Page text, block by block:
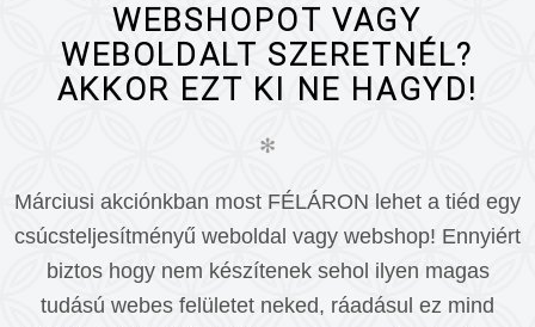
WEBSHOPOT VAGY
WEBOLDALT SZERETNÉL?
AKKOR EZT KI NE HAGYD!
✻
Márciusi akciónkban most FÉLÁRON lehet a tiéd egy
csúcsteljesítményű weboldal vagy webshop! Ennyiért
biztos hogy nem készítenek sehol ilyen magas
tudású webes felületet neked, ráadásul ez mind